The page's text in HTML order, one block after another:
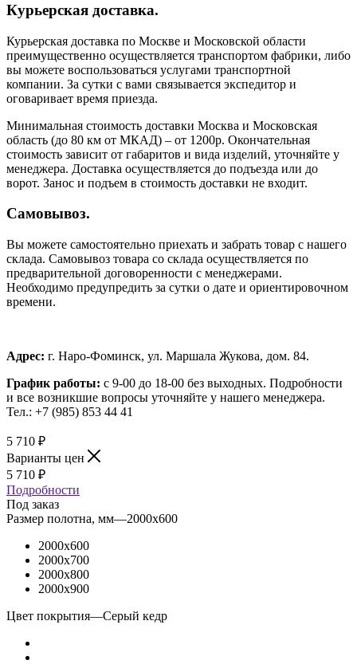
Курьерская доставка.
Курьерская доставка по Москве и Московской области
преимущественно осуществляется транспортом фабрики, либо
вы можете воспользоваться услугами транспортной
компании. За сутки с вами связывается экспедитор и
оговаривает время приезда.
Минимальная стоимость доставки Москва и Московская
область (до 80 км от МКАД) – от 1200р. Окончательная
стоимость зависит от габаритов и вида изделий, уточняйте у
менеджера. Доставка осуществляется до подъезда или до
ворот. Занос и подъем в стоимость доставки не входит.
Самовывоз.
Вы можете самостоятельно приехать и забрать товар с нашего
склада. Самовывоз товара со склада осуществляется по
предварительной договоренности с менеджерами.
Необходимо предупредить за сутки о дате и ориентировочном
времени.
Адрес: г. Наро-Фоминск, ул. Маршала Жукова, дом. 84.
График работы: с 9-00 до 18-00 без выходных. Подробности
и все возникшие вопросы уточняйте у нашего менеджера.
Тел.: +7 (985) 853 44 41
5 710 ₽
Варианты цен
5 710 ₽
Подробности
Под заказ
Размер полотна, мм—2000x600
2000x600
2000x700
2000x800
2000x900
Цвет покрытия—Серый кедр